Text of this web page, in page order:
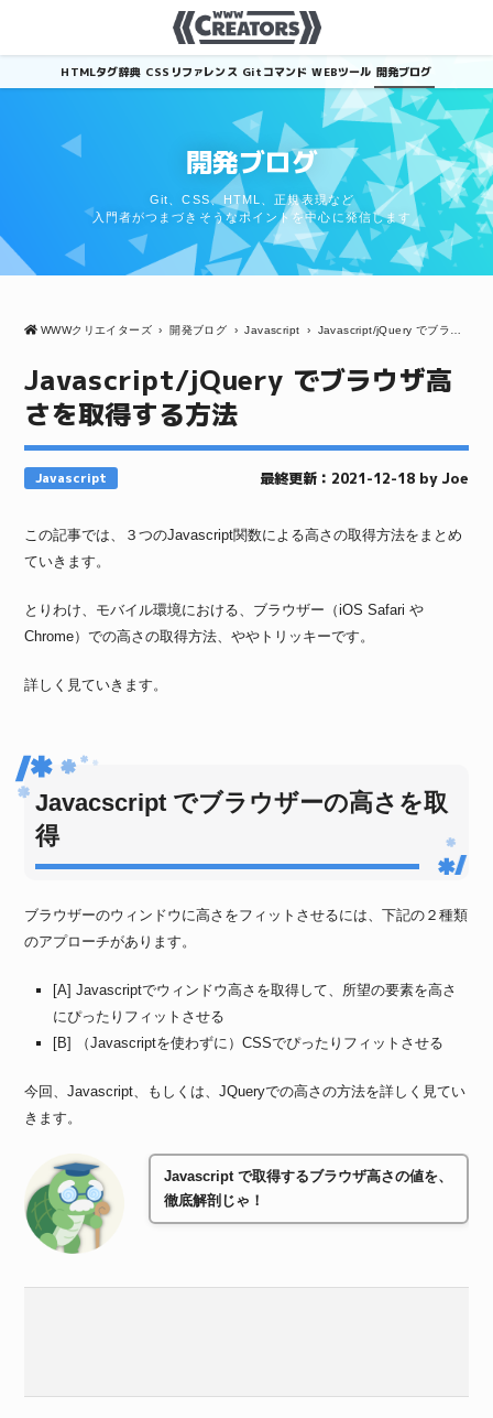
HTMLタグ辞典 CSSリファレンス Gitコマンド WEBツール 開発ブログ
開発ブログ
Git、CSS、HTML、正規表現など
入門者がつまづきそうなポイントを中心に発信します
WWWクリエイターズ › 開発ブログ › Javascript › Javascript/jQuery でブラウザ高さを取得する方法
Javascript/jQuery でブラウザ高
さを取得する方法
Javascript 最終更新：2021-12-18 by Joe
この記事では、３つのJavascript関数による高さの取得方法をまとめ
ていきます。
とりわけ、モバイル環境における、ブラウザー（iOS Safari や
Chrome）での高さの取得方法、ややトリッキーです。
詳しく見ていきます。
Javacscript でブラウザーの高さを取
得
ブラウザーのウィンドウに高さをフィットさせるには、下記の２種類
のアプローチがあります。
[A] Javascriptでウィンドウ高さを取得して、所望の要素を高さ
にぴったりフィットさせる
[B] （Javascriptを使わずに）CSSでぴったりフィットさせる
今回、Javascript、もしくは、JQueryでの高さの方法を詳しく見てい
きます。
Javascript で取得するブラウザ高さの値を、
徹底解剖じゃ！